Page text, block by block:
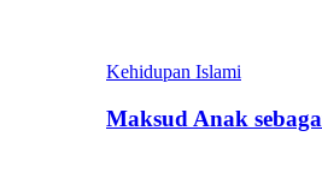
Kehidupan Islami
Maksud Anak